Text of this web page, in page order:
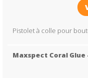
Pistolet à colle pour
Maxspect Coral